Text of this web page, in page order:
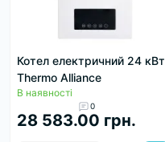
Котел електричний 24 кВт
Thermo Alliance
В наявності
0
28 583.00 грн.